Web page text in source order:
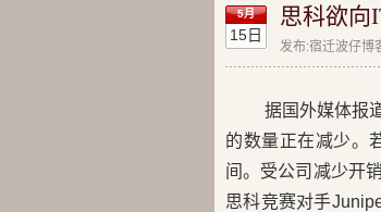
5月
15日
思科欲向
发布:宿迁波仔博
据国外媒体报
的数量正在减少。
间。受公司减少开
思科竞赛对手